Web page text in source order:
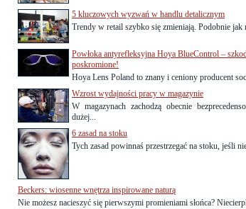
5 kluczowych wyzwań w handlu detalicznym
Trendy w retail szybko się zmieniają. Podobnie jak
Powłoka antyrefleksyjna Hoya BlueControl –
poskromione!
Hoya Lens Poland to znany i ceniony producent
Wzrost wydajności pracy w magazynie
W magazynach zachodzą obecnie
dużej...
6 zasad na stoku
Tych zasad powinnaś przestrzegać na stoku, jeśli
Beckers: wiosenne wnętrza inspirowane naturą
Nie możesz nacieszyć się pierwszymi promieniami słońca?